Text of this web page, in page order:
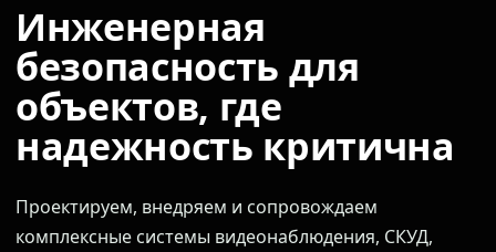
Инженерная
безопасность для
объектов, где
надежность критична
Проектируем, внедряем и сопровождаем
комплексные системы видеонаблюдения, СКУД,